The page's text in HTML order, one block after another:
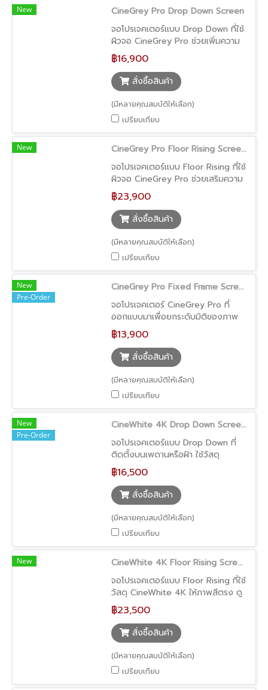
New
CineGrey Pro Drop Down Screen
จอโปรเจคเตอร์แบบ Drop Down ที่ใช้
ผิวจอ CineGrey Pro ช่วยเพิ่มความ
เข้มของภาพและคอนทราสต์ ทำให้ภาพ
ดูมีมิติมากขึ้น รองรับการใช้งานได้ทั้ง
Ultra Short Throw และ Long
Throw เหมาะสำหรับทั้งบ้านและพื้นที่ใช้
งานทั่วไป
฿16,900
สั่งซื้อสินค้า
(มีหลายคุณสมบัติให้เลือก)
เปรียบเทียบ
New
CineGrey Pro Floor Rising Screen (จอโปรเจคเตอร์สีเทา เลื่อนขึ้นจากพื้น ภาพลึก คอนทราสต์ดี รองรับ UST และ Long Throw)
จอโปรเจคเตอร์แบบ Floor Rising ที่ใช้
ผิวจอ CineGrey Pro ช่วยเสริมความ
ลึกของภาพและเพิ่มคอนทราสต์ เหมาะ
สำหรับการใช้งานในสภาพแสงทั่วไป
รองรับทั้ง Ultra Short Throw และ
Long Throw ตัวจอสามารถเลื่อนขึ้น
จากพื้นอัตโนมัติ พร้อมดีไซน์ซ่อนเก็บ
ได้อย่างลงตัว
฿23,900
สั่งซื้อสินค้า
(มีหลายคุณสมบัติให้เลือก)
เปรียบเทียบ
New
Pre-Order
CineGrey Pro Fixed Frame Screen
จอโปรเจคเตอร์ CineGrey Pro ที่
ออกแบบมาเพื่อยกระดับมิติของภาพ
ด้วยผิวจอสีเทา ช่วยให้ภาพดูเข้ม ลึก
และมีน้ำหนักมากขึ้น รองรับการใช้งาน
ได้ทั้ง Ultra Short Throw และ Long
Throw ในตัวเดียว พร้อมดีไซน์ Fixed
Frame ขอบบางเพียง 1 ซม. ที่ช่วยให้
ภาพดูโดดเด่นเต็มจอ
฿13,900
สั่งซื้อสินค้า
(มีหลายคุณสมบัติให้เลือก)
เปรียบเทียบ
New
Pre-Order
CineWhite 4K Drop Down Screen (จอโปรเจคเตอร์ติดเพดาน รองรับ UST และ Long Throw ใช้งานได้หลากหลาย)
จอโปรเจคเตอร์แบบ Drop Down ที่
ติดตั้งบนเพดานหรือฝ้า ใช้วัสดุ
CineWhite 4K ให้ภาพสีตรงและเป็น
ธรรมชาติ รองรับการใช้งานได้ทั้ง
Ultra Short Throw และ Long
Throw เหมาะสำหรับทั้งบ้าน ห้อง
ประชุม และการใช้งานทั่วไป
฿16,500
สั่งซื้อสินค้า
(มีหลายคุณสมบัติให้เลือก)
เปรียบเทียบ
New
CineWhite 4K Floor Rising Screen (จอโปรเจคเตอร์เลื่อนขึ้นจากพื้น รองรับ UST และ Long Throw ซ่อนเก็บได้)
จอโปรเจคเตอร์แบบ Floor Rising ที่ใช้
วัสดุ CineWhite 4K ให้ภาพสีตรง ดู
เป็นธรรมชาติ รองรับการใช้งานได้ทั้ง
Ultra Short Throw และ Long
Throw ตัวจอสามารถเลื่อนขึ้นจากพื้น
อัตโนมัติ และซ่อนเก็บได้ เหมาะสำหรับ
บ้านที่ต้องการความยืดหยุ่นในการใช้
งาน
฿23,500
สั่งซื้อสินค้า
(มีหลายคุณสมบัติให้เลือก)
เปรียบเทียบ